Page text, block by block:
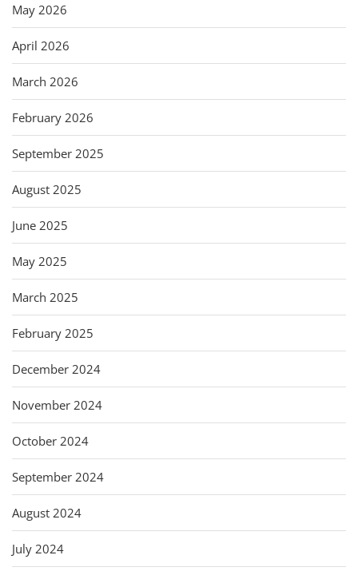
May 2026
April 2026
March 2026
February 2026
September 2025
August 2025
June 2025
May 2025
March 2025
February 2025
December 2024
November 2024
October 2024
September 2024
August 2024
July 2024